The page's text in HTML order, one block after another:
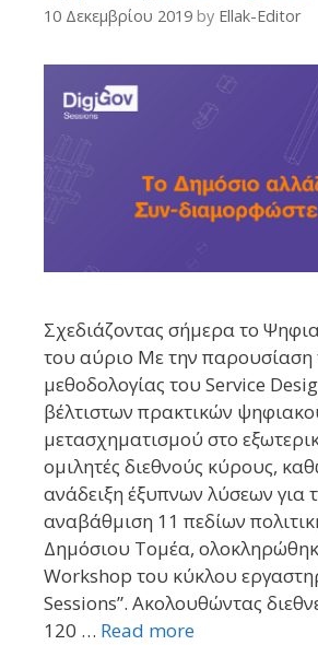
10 Δεκεμβρίου 2019 by Ellak-Editor
Σχεδιάζοντας σήμερα το
του αύριο Με την παρουσίαση
μεθοδολογίας του Service
βέλτιστων πρακτικών
μετασχηματισμού στο
ομιλητές διεθνούς κύρους,
ανάδειξη έξυπνων λύσεων για
αναβάθμιση 11 πεδίων
Δημόσιου Τομέα,
Workshop του κύκλου
Sessions”. Ακολουθώντας
120 … Read more